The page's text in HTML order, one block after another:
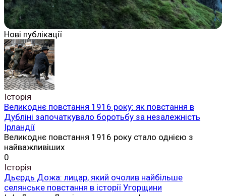
Нові публікації
Історія
Великоднє повстання 1916 року: як повстання в
Дубліні започаткувало боротьбу за незалежність
Ірландії
Великоднє повстання 1916 року стало однією з
найважливіших
0
Історія
Дьєрдь Дожа: лицар, який очолив найбільше
селянське повстання в історії Угорщини